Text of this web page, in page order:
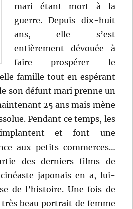
mari étant mort à la
guerre. Depuis dix-huit
ans, elle s’est
entièrement dévouée à
faire prospérer le
famille tout en espérant
son défunt mari prenne un
25 ans mais mène
Pendant ce temps, les
et font une
aux petits commerces…
des derniers films de
japonais en a, lui-
de l’histoire. Une fois de
très beau portrait de femme